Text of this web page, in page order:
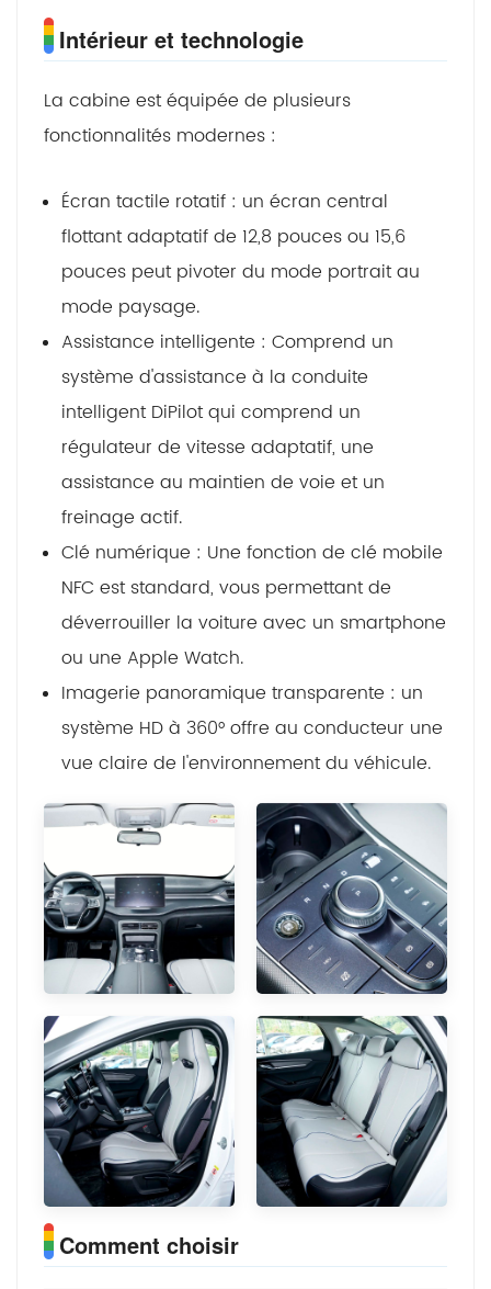
Intérieur et technologie
La cabine est équipée de plusieurs
fonctionnalités modernes :
Écran tactile rotatif : un écran central
flottant adaptatif de 12,8 pouces ou 15,6
pouces peut pivoter du mode portrait au
mode paysage.
Assistance intelligente : Comprend un
système d'assistance à la conduite
intelligent DiPilot qui comprend un
régulateur de vitesse adaptatif, une
assistance au maintien de voie et un
freinage actif.
Clé numérique : Une fonction de clé mobile
NFC est standard, vous permettant de
déverrouiller la voiture avec un smartphone
ou une Apple Watch.
Imagerie panoramique transparente : un
système HD à 360° offre au conducteur une
vue claire de l'environnement du véhicule.
Comment choisir